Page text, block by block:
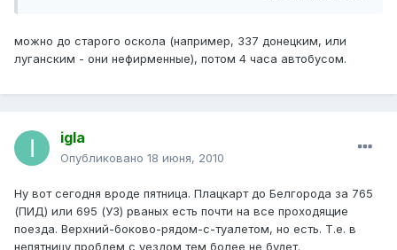
можно до старого оскола (например, 337 донецким, или
луганским - они нефирменные), потом 4 часа автобусом.
igla
Опубликовано 18 июня, 2010
Ну вот сегодня вроде пятница. Плацкарт до Белгорода за 765
(ПИД) или 695 (УЗ) рваных есть почти на все проходящие
поезда. Верхний-боково-рядом-с-туалетом, но есть. Т.е. в
непятницу проблем с уездом тем более не будет.